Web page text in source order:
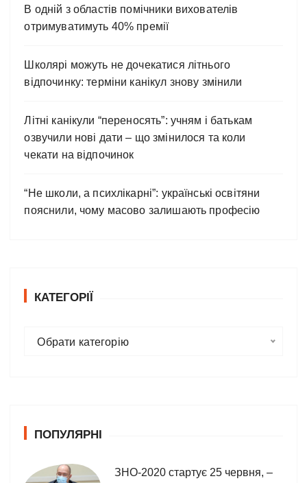
В одній з областів помічники вихователів
отримуватимуть 40% премії
Школярі можуть не дочекатися літнього
відпочинку: терміни канікул знову змінили
Літні канікули “переносять”: учням і батькам
озвучили нові дати – що змінилося та коли
чекати на відпочинок
“Не школи, а психлікарні”: українські освітяни
пояснили, чому масово залишають професію
КАТЕГОРІЇ
р
Обрати категорію
ПОПУЛЯРНІ
ЗНО-2020 стартує 25 червня, –